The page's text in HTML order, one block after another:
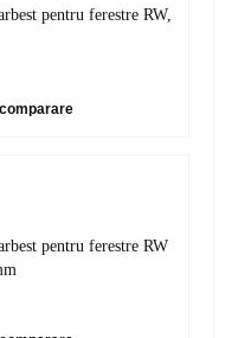
pentru ferestre RW,
pentru ferestre RW